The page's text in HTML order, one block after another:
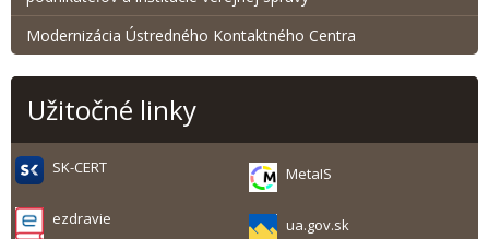
Modernizácia Ústredného Kontaktného Centra
Užitočné linky
SK-CERT MetaIS
ezdravie ua.gov.sk